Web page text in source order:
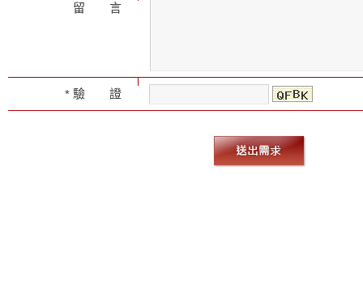
留 言
* 驗 證